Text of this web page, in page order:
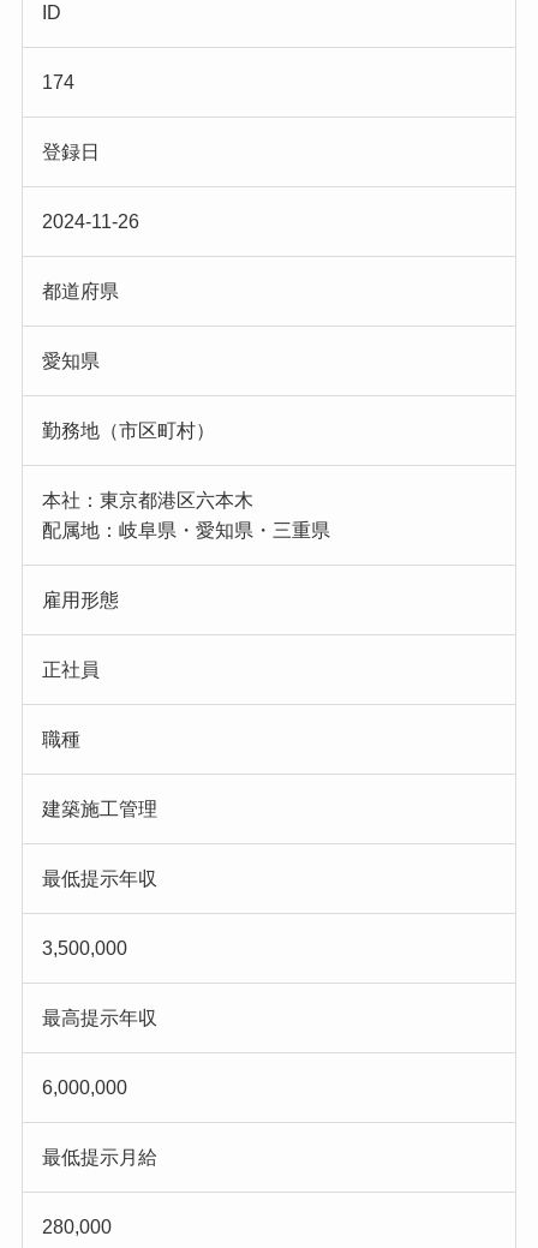
ID
174
登録日
2024-11-26
都道府県
愛知県
勤務地（市区町村）
本社：東京都港区六本木
配属地：岐阜県・愛知県・三重県
雇用形態
正社員
職種
建築施工管理
最低提示年収
3,500,000
最高提示年収
6,000,000
最低提示月給
280,000